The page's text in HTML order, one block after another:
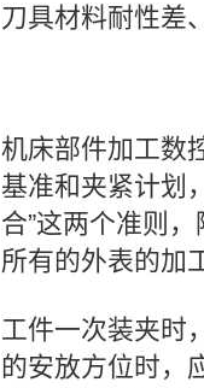
刀具材料耐性差
机床部件加工数
基准和夹紧计划
合”这两个准则
所有的外表的加
工件一次装夹时
的安放方位时，